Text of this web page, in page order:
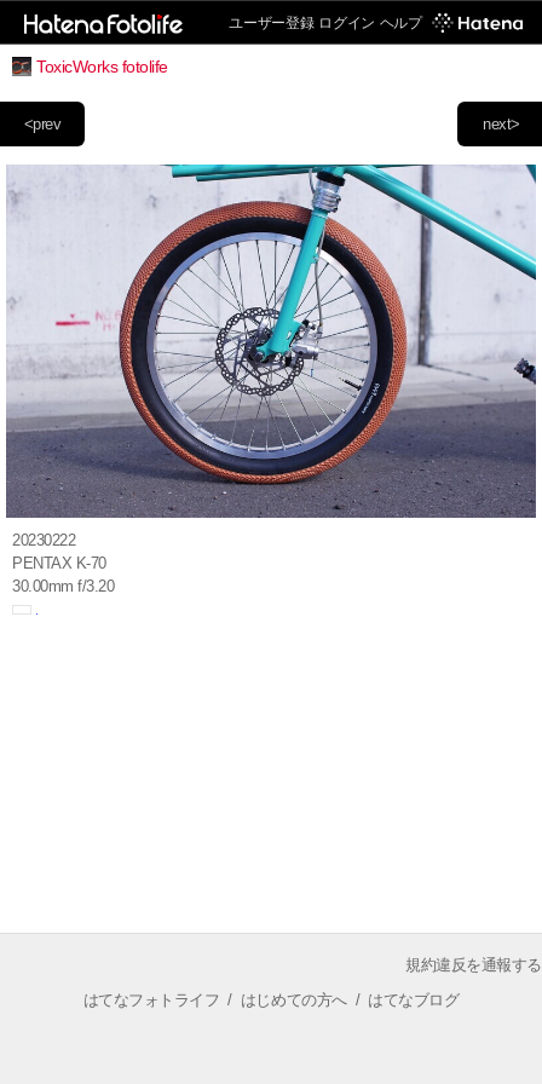
ユーザー登録 ログイン ヘルプ
ToxicWorks fotolife
next>
<prev
20230222
PENTAX K-70
30.00mm f/3.20
規約違反を通報する
はてなフォトライフ / はじめての方へ/ はてなブログ